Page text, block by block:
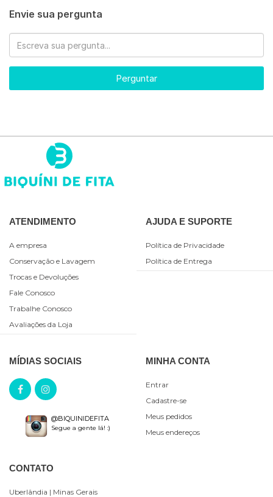
Envie sua pergunta
Perguntar
ATENDIMENTO
A empresa
Conservação e Lavagem
Trocas e Devoluções
Fale Conosco
Trabalhe Conosco
Avaliações da Loja
AJUDA E SUPORTE
Política de Privacidade
Política de Entrega
MÍDIAS SOCIAIS
@BIQUINIDEFITA
Segue a gente lá! :)
MINHA CONTA
Entrar
Cadastre-se
Meus pedidos
Meus endereços
CONTATO
Uberlândia | Minas Gerais